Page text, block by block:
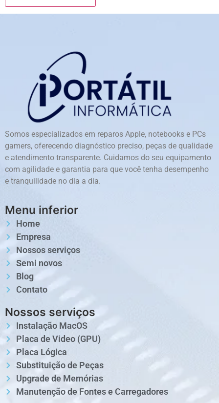
Somos especializados em reparos Apple, notebooks e PCs
gamers, oferecendo diagnóstico preciso, peças de qualidade
e atendimento transparente. Cuidamos do seu equipamento
com agilidade e garantia para que você tenha desempenho
e tranquilidade no dia a dia.
Menu inferior
Home
Empresa
Nossos serviços
Semi novos
Blog
Contato
Nossos serviços
Instalação MacOS
Placa de Video (GPU)
Placa Lógica
Substituição de Peças
Upgrade de Memórias
Manutenção de Fontes e Carregadores